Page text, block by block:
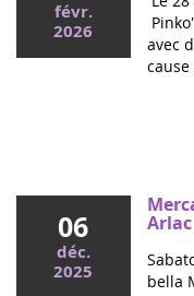
Ce mercredi, le
Grandir Sans
de vie et lutte contre
handicaps de
févr.
2026
avec
06
déc.
2025
Arlac
bella